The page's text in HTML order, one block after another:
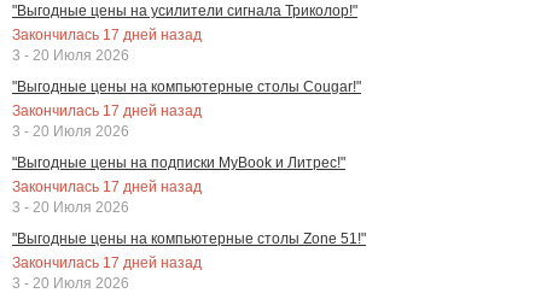
"Выгодные цены на усилители сигнала Триколор!"
Закончилась 17 дней назад
3 - 20 Июля 2026
"Выгодные цены на компьютерные столы Cougar!"
Закончилась 17 дней назад
3 - 20 Июля 2026
"Выгодные цены на подписки MyBook и Литрес!"
Закончилась 17 дней назад
3 - 20 Июля 2026
"Выгодные цены на компьютерные столы Zone 51!"
Закончилась 17 дней назад
3 - 20 Июля 2026